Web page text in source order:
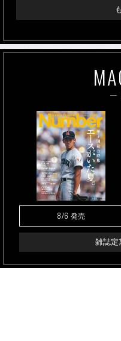
8/6 発売
雑誌定